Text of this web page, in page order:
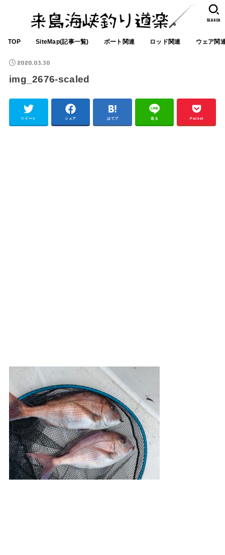
TOP SiteMap(記事一覧) ボート関連 ロッド関連 ウェア関
SEARCH
2020.03.30
img_2676-scaled
ツイート シェア はてブ 送る Pocket